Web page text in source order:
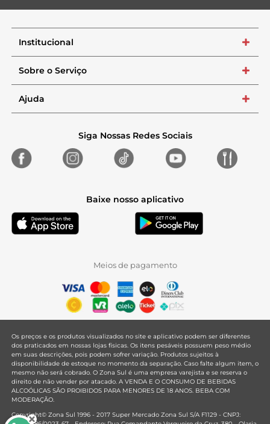
Institucional +
Sobre o Serviço +
Ajuda +
Siga Nossas Redes Sociais
Baixe nosso aplicativo
Meios de pagamento
Os preços e os produtos visualizados no site e aplicativo podem ser diferentes
dos praticados em nossas lojas físicas. Os itens pesáveis possuem peso médio
em suas descrições, pois podem sofrer variação. Produtos sujeitos à
disponibilidade de estoque no momento da separação. Caso falte algum item, o
mesmo não será cobrado. O Zona Sul é uma empresa varejista e se reserva o
direito de não vender por atacado. A VENDA E O CONSUMO DE BEBIDAS
ALCOÓLICAS SÃO PROIBIDOS PARA MENORES DE 18 ANOS. BEBA COM
MODERAÇÃO.
Copyright© Zona Sul 1996 - 2017 Super Mercado Zona Sul S/A F1129 - CNPJ: